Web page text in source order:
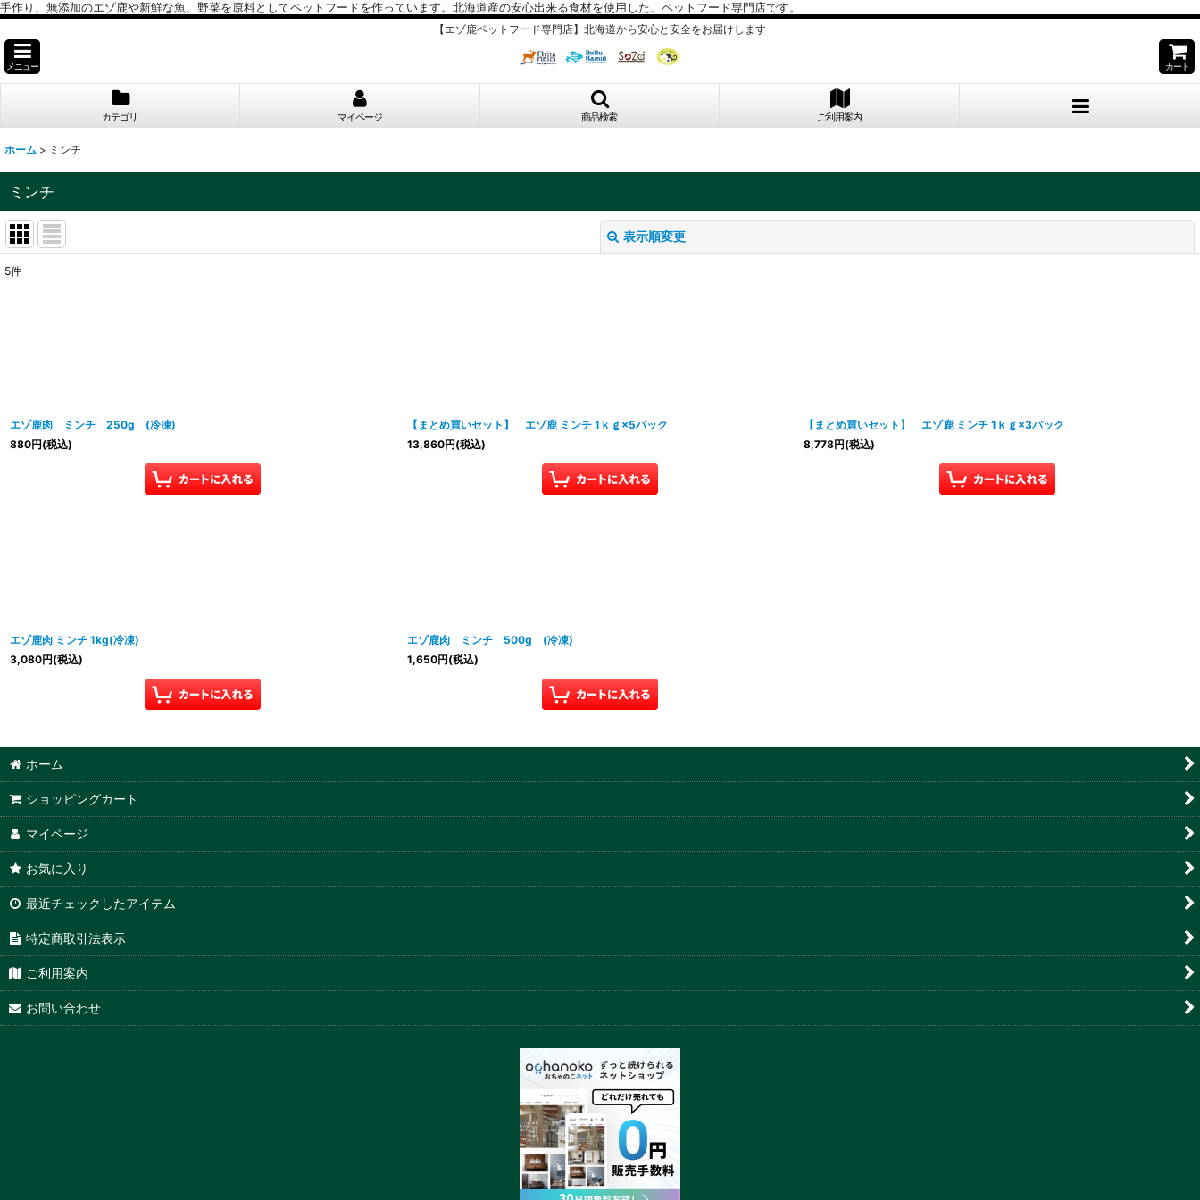
手作り、無添加のエゾ鹿や新鮮な魚、野菜を原料としてペットフードを作っています。北海道産の安心出来る食材を使用した、ペットフード専門店です。
【エゾ鹿ペットフード専門店】北海道から安心と安全をお届けします
メニュー カート
カテゴリ マイページ 商品検索 ご利用案内
ホーム > ミンチ
ミンチ
表示順変更
5件
エゾ鹿肉 ミンチ 250g (冷凍)
880円(税込)
【まとめ買いセット】 エゾ鹿 ミンチ 1ｋｇ×5パック
13,860円(税込)
【まとめ買いセット】 エゾ鹿 ミンチ 1ｋｇ×3パック
8,778円(税込)
エゾ鹿肉 ミンチ 1kg(冷凍)
3,080円(税込)
エゾ鹿肉 ミンチ 500g (冷凍)
1,650円(税込)
ホーム
ショッピングカート
マイページ
お気に入り
最近チェックしたアイテム
特定商取引法表示
ご利用案内
お問い合わせ